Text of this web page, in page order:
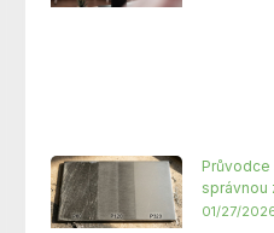
správnou
01/27/